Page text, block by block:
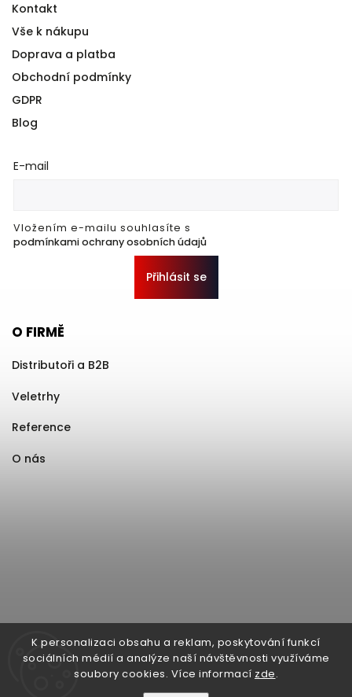
K personalizaci obsahu a reklam, poskytování funkcí
sociálních médií a analýze naší návštěvnosti využíváme
soubory cookies. Více informací zde.
Kontakt
Vše k nákupu
Doprava a platba
Obchodní podmínky
GDPR
Blog
E-mail
Vložením e-mailu souhlasíte s
podmínkami ochrany osobních údajů
Přihlásit se
O FIRMĚ
Distributoři a B2B
Veletrhy
Reference
O nás